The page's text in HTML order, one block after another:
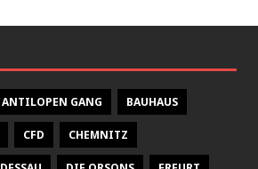
ANTILOPEN GANG BAUHAUS
CFD CHEMNITZ